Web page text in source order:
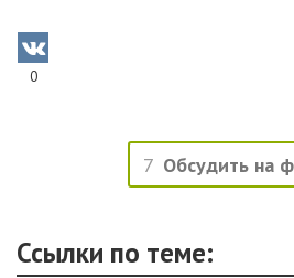
0
7 Обсудить на
Ссылки по теме: